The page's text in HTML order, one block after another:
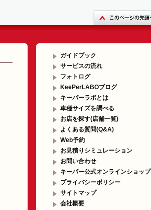
ガイドブック
サービスの流れ
フォトログ
KeePerLABOブログ
キーパーラボとは
車種サイズを調べる
お店を探す(店舗一覧)
よくある質問(Q&A)
Web予約
お見積りシミュレーション
お問い合わせ
キーパー公式オンラインショップ
プライバシーポリシー
サイトマップ
会社概要